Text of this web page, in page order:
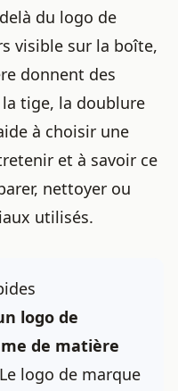
du logo de
visible sur la boîte,
donnent des
tige, la doublure
à choisir une
et à savoir ce
nettoyer ou
utilisés.
logo de
de matière
logo de marque